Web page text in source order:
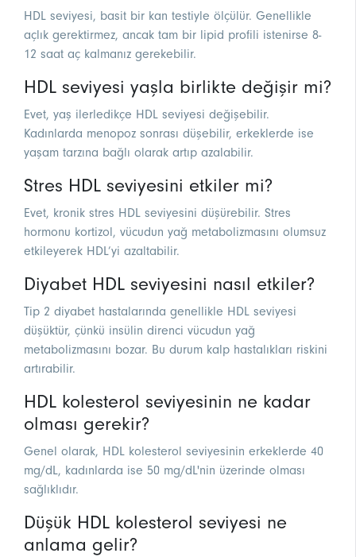
HDL seviyesi, basit bir kan testiyle ölçülür. Genellikle
açlık gerektirmez, ancak tam bir lipid profili istenirse 8-
12 saat aç kalmanız gerekebilir.
HDL seviyesi yaşla birlikte değişir mi?
Evet, yaş ilerledikçe HDL seviyesi değişebilir.
Kadınlarda menopoz sonrası düşebilir, erkeklerde ise
yaşam tarzına bağlı olarak artıp azalabilir.
Stres HDL seviyesini etkiler mi?
Evet, kronik stres HDL seviyesini düşürebilir. Stres
hormonu kortizol, vücudun yağ metabolizmasını olumsuz
etkileyerek HDL’yi azaltabilir.
Diyabet HDL seviyesini nasıl etkiler?
Tip 2 diyabet hastalarında genellikle HDL seviyesi
düşüktür, çünkü insülin direnci vücudun yağ
metabolizmasını bozar. Bu durum kalp hastalıkları riskini
artırabilir.
HDL kolesterol seviyesinin ne kadar
olması gerekir?
Genel olarak, HDL kolesterol seviyesinin erkeklerde 40
mg/dL, kadınlarda ise 50 mg/dL'nin üzerinde olması
sağlıklıdır.
Düşük HDL kolesterol seviyesi ne
anlama gelir?